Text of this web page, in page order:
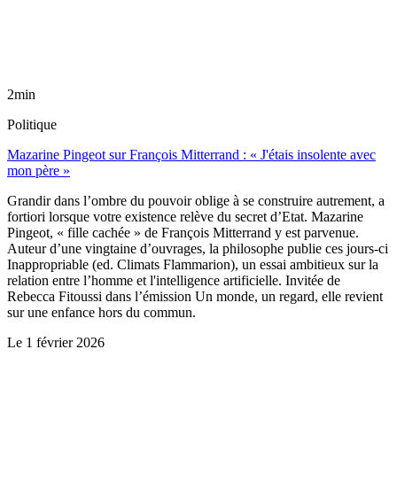
2min
Politique
Mazarine Pingeot sur François Mitterrand : « J'étais insolente avec
mon père »
Grandir dans l’ombre du pouvoir oblige à se construire autrement, a
fortiori lorsque votre existence relève du secret d’Etat. Mazarine
Pingeot, « fille cachée » de François Mitterrand y est parvenue.
Auteur d’une vingtaine d’ouvrages, la philosophe publie ces jours-ci
Inappropriable (ed. Climats Flammarion), un essai ambitieux sur la
relation entre l’homme et l'intelligence artificielle. Invitée de
Rebecca Fitoussi dans l’émission Un monde, un regard, elle revient
sur une enfance hors du commun.
Le 1 février 2026